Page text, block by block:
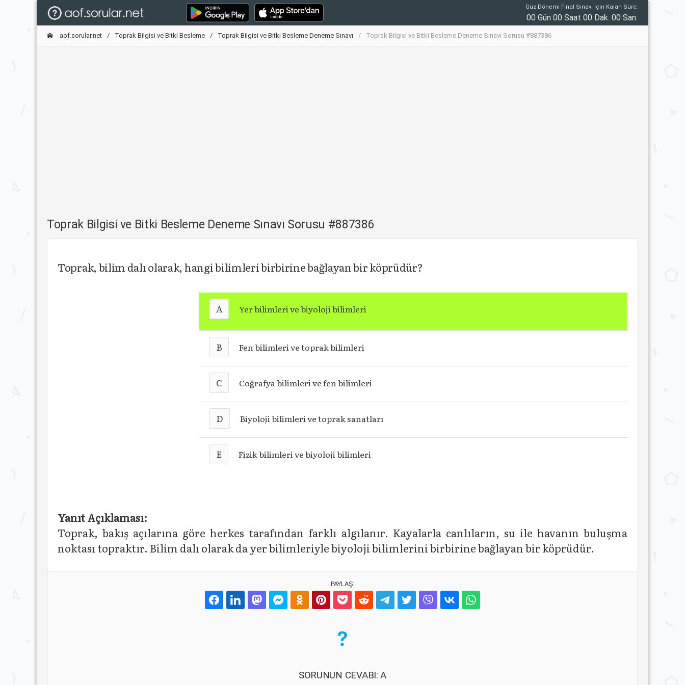
Güz Dönemi Final Sınavı İçin Kalan Süre:
00 Gün 00 Saat 00 Dak. 00 San.
aof.sorular.net Toprak Bilgisi ve Bitki Besleme Toprak Bilgisi ve Bitki Besleme Deneme Sınavı Toprak Bilgisi ve Bitki Besleme Deneme Sınavı Sorusu #887386
Toprak Bilgisi ve Bitki Besleme Deneme Sınavı Sorusu #887386
Toprak, bilim dalı olarak, hangi bilimleri birbirine bağlayan bir köprüdür?
A Yer bilimleri ve biyoloji bilimleri
B Fen bilimleri ve toprak bilimleri
C Coğrafya bilimleri ve fen bilimleri
D Biyoloji bilimleri ve toprak sanatları
E Fizik bilimleri ve biyoloji bilimleri
Yanıt Açıklaması:
Toprak, bakış açılarına göre herkes tarafından farklı algılanır. Kayalarla canlıların, su ile havanın buluşma
noktası topraktır. Bilim dalı olarak da yer bilimleriyle biyoloji bilimlerini birbirine bağlayan bir köprüdür.
PAYLAŞ:
SORUNUN CEVABI: A